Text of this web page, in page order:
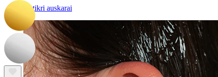
Netikri auskarai